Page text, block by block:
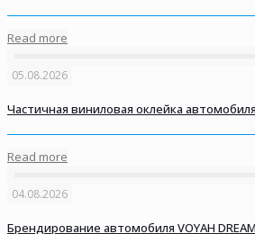
Read more
05.08.2026
Частичная виниловая оклейка
Read more
04.08.2026
Брендирование автомобиля VOYAH